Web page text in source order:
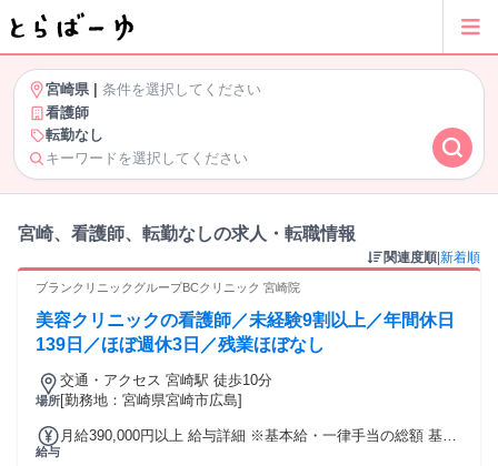
宮崎県| 条件を選択してください
看護師
転勤なし
キーワードを選択してください
宮崎、看護師、転勤なしの求人・転職情報
関連度順 新着順
ブランクリニックグループBCクリニック 宮崎院
美容クリニックの看護師／未経験9割以上／年間休日
139日／ほぼ週休3日／残業ほぼなし
場所
交通・アクセス 宮崎駅 徒歩10分
[勤務地：宮崎県宮崎市広島]
給与
月給390,000円以上 給与詳細 ※基本給・一律手当の総額 基本